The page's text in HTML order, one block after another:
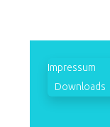
Impressum
Downloads